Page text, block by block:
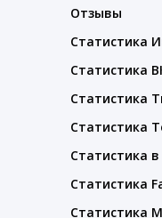
Отзывы
Статистика
Статистика
Статистика
Статистика
Статистика
Статистика
Статистика